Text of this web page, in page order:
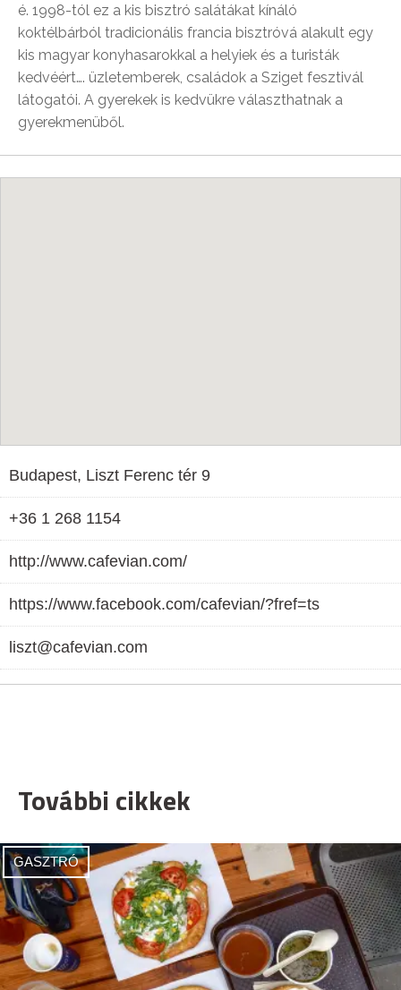
é. 1998-tól ez a kis bisztró salátákat kínáló
koktélbárból tradicionális francia bisztróvá alakult egy
kis magyar konyhasarokkal a helyiek és a turisták
kedvéért…. üzletemberek, családok a Sziget fesztivál
látogatói. A gyerekek is kedvükre választhatnak a
gyerekmenüből.
Budapest, Liszt Ferenc tér 9
+36 1 268 1154
http://www.cafevian.com/
https://www.facebook.com/cafevian/?fref=ts
liszt@cafevian.com
További cikkek
GASZTRÓ